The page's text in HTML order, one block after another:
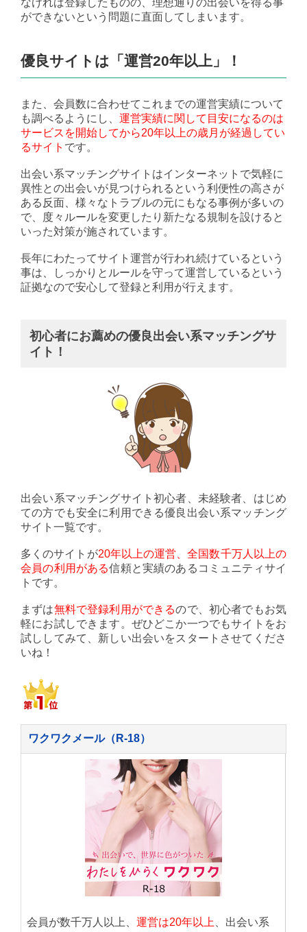
なければ登録したものの、理想通りの出会いを得る事
ができないという問題に直面してしまいます。
優良サイトは「運営20年以上」！
また、会員数に合わせてこれまでの運営実績について
も調べるようにし、 運営実績に関して目安になるのは
サービスを開始してから20年以上の歳月が経過してい
るサイト です。
出会い系マッチングサイトはインターネットで気軽に
異性との出会いが見つけられるという利便性の高さが
ある反面、様々なトラブルの元にもなる事例が多いの
で、度々ルールを変更したり新たなる規制を設けると
いった対策が施されています。
長年にわたってサイト運営が行われ続けているという
事は、しっかりとルールを守って運営しているという
証拠なので安心して登録と利用が行えます。
初心者にお薦めの優良出会い系マッチングサ
イト！
出会い系マッチングサイト初心者、未経験者、はじめ
ての方でも安全に利用できる優良出会い系マッチング
サイト一覧です。
多くのサイトが20年以上の運営、全国数千万人以上の
会員の利用がある信頼と実績のあるコミュニティサイ
トです。
まずは無料で登録利用ができるので、初心者でもお気
軽にお試しできます。ぜひどこか一つでもサイトをお
試ししてみて、新しい出会いをスタートさせてくださ
いね！
ワクワクメール（R-18）
会員が数千万人以上、 運営は20年以上 、出会い系